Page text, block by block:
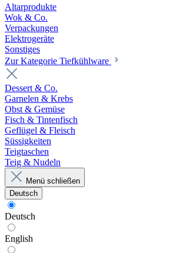
Altarprodukte
Wok & Co.
Verpackungen
Elektrogeräte
Sonstiges
Zur Kategorie Tiefkühlware
Dessert & Co.
Garnelen & Krebs
Obst & Gemüse
Fisch & Tintenfisch
Geflügel & Fleisch
Süssigkeiten
Teigtaschen
Teig & Nudeln
Menü schließen
Deutsch
Deutsch
English